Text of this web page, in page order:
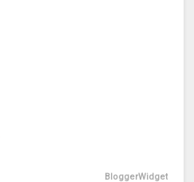
BloggerWidget